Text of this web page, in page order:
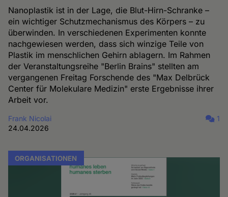
Nanoplastik ist in der Lage, die Blut-Hirn-Schranke –
ein wichtiger Schutzmechanismus des Körpers – zu
überwinden. In verschiedenen Experimenten konnte
nachgewiesen werden, dass sich winzige Teile von
Plastik im menschlichen Gehirn ablagern. Im Rahmen
der Veranstaltungsreihe "Berlin Brains" stellten am
vergangenen Freitag Forschende des "Max Delbrück
Center für Molekulare Medizin" erste Ergebnisse ihrer
Arbeit vor.
Frank Nicolai
24.04.2026
1
ORGANISATIONEN